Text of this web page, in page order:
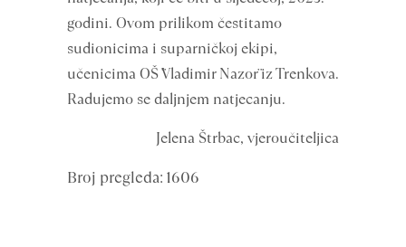
godini. Ovom prilikom čestitamo
sudionicima i suparničkoj ekipi,
učenicima OŠ ¨Vladimir Nazor¨ iz Trenkova.
Radujemo se daljnjem natjecanju.
Jelena Štrbac, vjeroučiteljica
Broj pregleda: 1606